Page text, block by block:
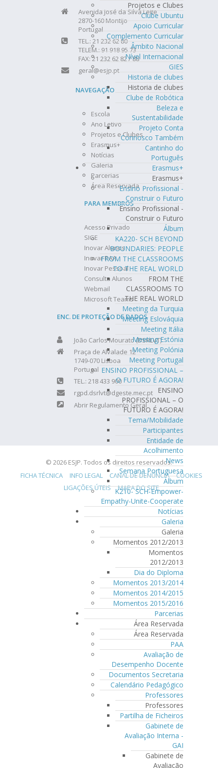
Projetos e Clubes
Clube Ubuntu
Apoio Curricular
Complemento Curricular
Âmbito Nacional
Nível Internacional
GIES
Historia de clubes
Historia de clubes
Clube de Robótica
Beleza e
Sustentabilidade
Projeto Conta
Connosco Também
Cantinho do
Português
Erasmus+
Erasmus+
Ensino Profissional -
Construir o Futuro
Ensino Profissional -
Construir o Futuro
Álbum
KA220- SCH BEYOND
BOUNDARIES: PEOPLE
FROM THE CLASSROOMS
TO THE REAL WORLD
FROM THE
CLASSROOMS TO
THE REAL WORLD
Meeting da Turquia
Meeting Eslováquia
Meeting Itália
Meeting Estónia
Meeting Polónia
Meeting Portugal
ENSINO PROFISSIONAL –
O FUTURO É AGORA!
ENSINO
PROFISSIONAL – O
FUTURO É AGORA!
Tema/Mobilidade
Participantes
Entidade de
Acolhimento
News
Semana Portuguesa
Álbum
K210- SCH-Empower-
Empathy-Unite-Cooperate
Notícias
Galeria
Galeria
Momentos 2012/2013
Momentos
2012/2013
Dia do Diploma
Momentos 2013/2014
Momentos 2014/2015
Momentos 2015/2016
Parcerias
Área Reservada
Área Reservada
PAA
Avaliação de
Desempenho Docente
Documentos Secretaria
Calendário Pedagógico
Professores
Professores
Partilha de Ficheiros
Gabinete de
Avaliação Interna -
GAI
Gabinete de
Avaliação
Avenida José da Silva Leite
2870-160 Montijo
Portugal
TEL.: 21 232 62 80
TELEM.: 91 918 95 73
FAX: 21 232 62 82 / 88
geral@esjp.pt
NAVEGAÇÃO
Escola
Ano Letivo
Projetos e Clubes
Erasmus+
Notícias
Galeria
Parcerias
Área Reservada
PARA MEMBROS
Acesso Privado
SIGE
Inovar Alunos
Inovar PAA
Inovar Pessoal
Consulta Alunos
Webmail
Microsoft Teams
ENC. DE PROTEÇÃO DE DADOS
João Carlos Mourato (DSRLVT)
Praça de Alvalade 12
1749-070 Lisboa
Portugal
TEL.: 218 433 900
rgpd.dsrlvt@dgeste.mec.pt
Abrir Regulamento Geral
© 2026 ESJP. Todos os direitos reservados.
FICHA TÉCNICA
INFO LEGAL CANAL DE DENÚNCIA
COOKIES
LIGAÇÕES ÚTEIS
MAPA DO SITE